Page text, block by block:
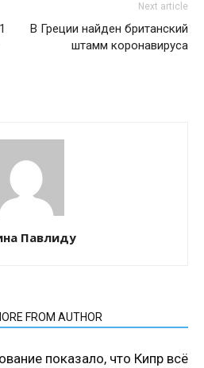
Next article
В Греции найден британский
штамм коронавируса
Павлиду
FROM AUTHOR
показало, что Кипр всё